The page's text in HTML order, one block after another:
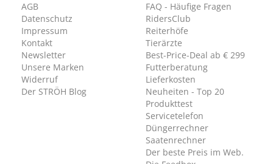
AGB
Datenschutz
Impressum
Kontakt
Newsletter
Unsere Marken
Widerruf
Der STRÖH Blog
FAQ - Häufige Fragen
RidersClub
Reiterhöfe
Tierärzte
Best-Price-Deal ab € 299
Futterberatung
Lieferkosten
Neuheiten - Top 20
Produkttest
Servicetelefon
Düngerrechner
Saatenrechner
Der beste Preis im Web.